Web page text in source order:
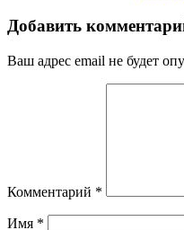
Добавить
Ваш адрес email не будет
Комментарий *
Имя *